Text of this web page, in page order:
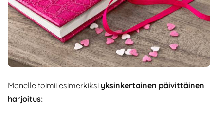
Monelle toimii esimerkiksi yksinkertainen päivittäinen
harjoitus: